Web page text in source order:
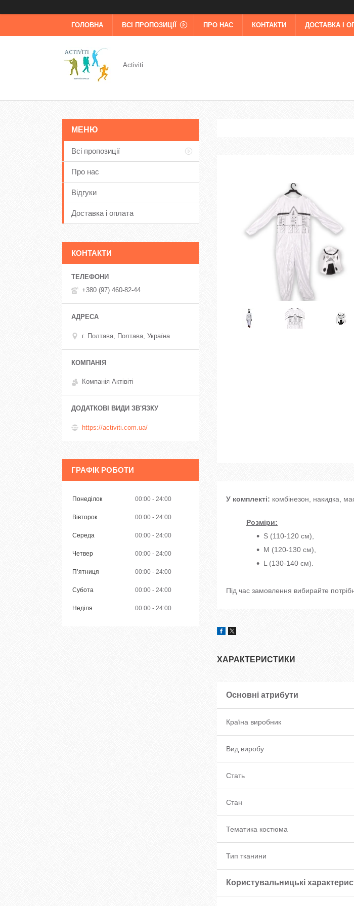
ГОЛОВНА ВСІ ПРОПОЗИЦІЇ ПРО НАС КОНТАКТИ ДОСТАВКА І
Activiti
У комплекті: комбінезон, накидка,
Розміри:
S (110-120 см),
M (120-130 см),
L (130-140 см).
Під час замовлення вибирайте
ХАРАКТЕРИСТИКИ
Основні атрибути
Країна виробник
Вид виробу
Стать
Стан
Тематика костюма
Тип тканини
Користувальницькі
Всі пропозиції
Про нас
Відгуки
Доставка і оплата
КОНТАКТИ
+380 (97) 460-82-44
г. Полтава, Полтава, Україна
Компанія Актівіті
https://activiti.com.ua/
ГРАФІК РОБОТИ
Понеділок 00:00 24:00
Вівторок 00:00 24:00
Середа 00:00 24:00
Четвер 00:00 24:00
Пʼятниця 00:00 24:00
Субота 00:00 24:00
Неділя 00:00 24:00